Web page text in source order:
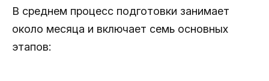
В среднем процесс подготовки занимает
около месяца и включает семь основных
этапов: